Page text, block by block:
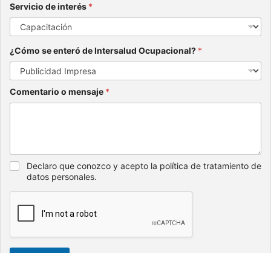
Servicio de interés *
¿Cómo se enteró de Intersalud Ocupacional? *
Comentario o mensaje *
Declaro que conozco y acepto la política de tratamiento de
datos personales.